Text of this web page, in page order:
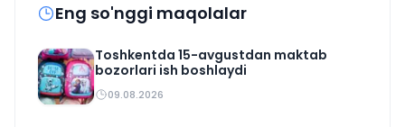
Eng so'nggi maqolalar
Toshkentda 15-avgustdan maktab
bozorlari ish boshlaydi
09.08.2026